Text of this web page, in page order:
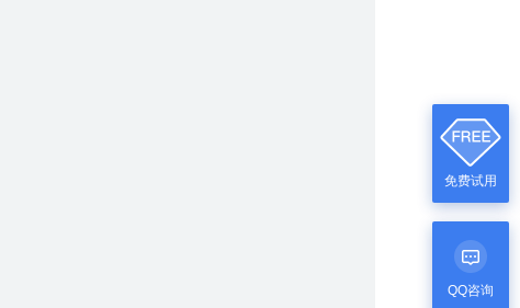
免费试用
QQ咨询